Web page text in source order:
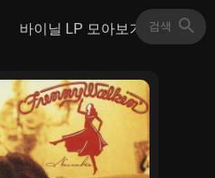
바이닐 LP 모아보기